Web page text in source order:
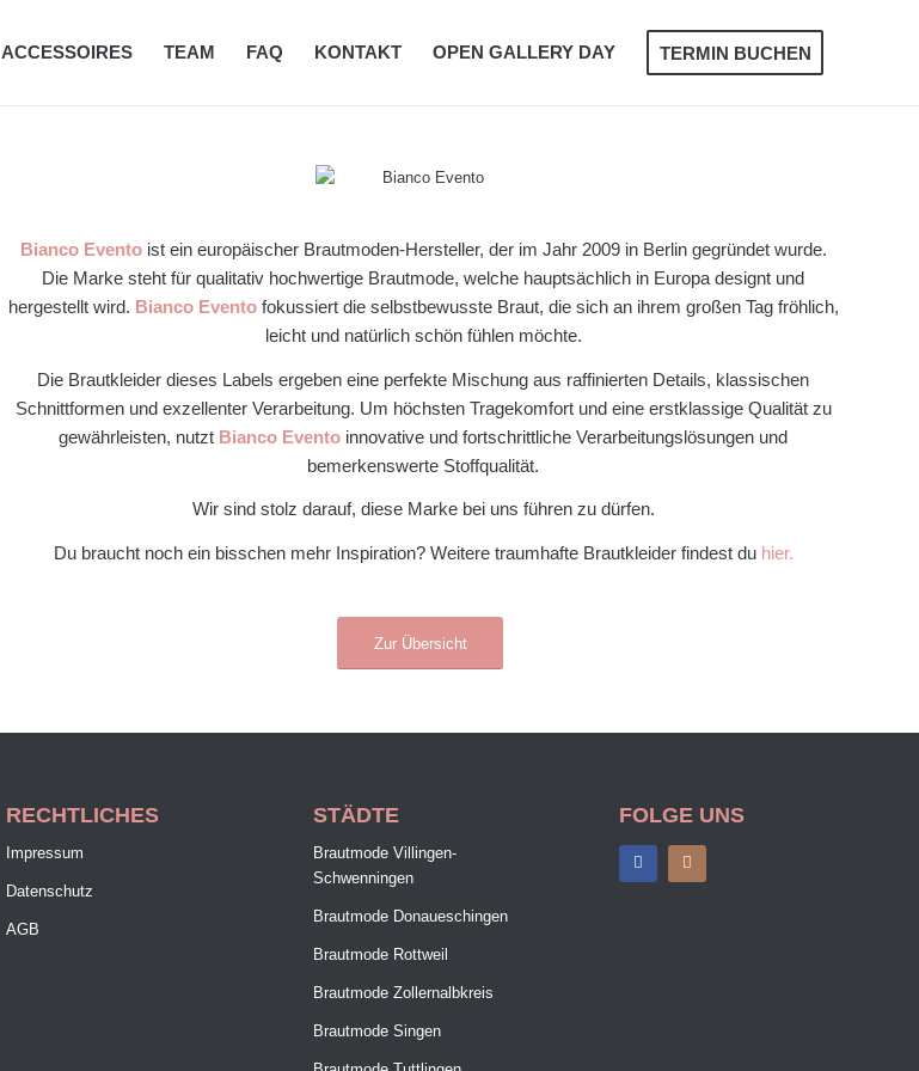
ACCESSOIRES TEAM FAQ KONTAKT OPEN GALLERY DAY TERMIN BUCHEN
Bianco Eventoist ein europäischer Brautmoden-Hersteller, der im Jahr 2009 in Berlin gegründet wurde.
Die Marke steht für qualitativ hochwertige Brautmode, welche hauptsächlich in Europa designt und
hergestellt wird. Bianco Eventofokussiert die selbstbewusste Braut, die sich an ihrem großen Tag fröhlich,
leicht und natürlich schön fühlen möchte.
Die Brautkleider dieses Labels ergeben eine perfekte Mischung aus raffinierten Details, klassischen
Schnittformen und exzellenter Verarbeitung. Um höchsten Tragekomfort und eine erstklassige Qualität zu
gewährleisten, nutzt Bianco Evento innovative und fortschrittliche Verarbeitungslösungen und
bemerkenswerte Stoffqualität.
Wir sind stolz darauf, diese Marke bei uns führen zu dürfen.
Du braucht noch ein bisschen mehr Inspiration? Weitere traumhafte Brautkleider findest du hier.
Zur Übersicht
RECHTLICHES
Impressum
Datenschutz
AGB
STÄDTE
Brautmode Villingen-
Schwenningen
Brautmode Donaueschingen
Brautmode Rottweil
Brautmode Zollernalbkreis
Brautmode Singen
FOLGE UNS